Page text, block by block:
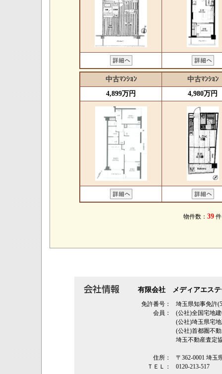
中古ﾏﾝｼｮﾝ
中古ﾏﾝｼｮﾝ
4,899万円
4,980万円
物件数： 39
有限会社 メディアエステ
免許番号：
埼玉県知事免許
会員：
(公社)全国宅地
(公社)埼玉県宅
(公社)首都圏不
埼玉不動産査定
住所：
〒362‐0001 埼玉
ＴＥＬ：
0120-213-517